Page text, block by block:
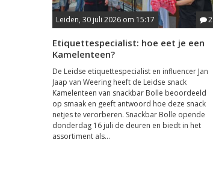
Leiden, 30 juli 2026 om 15:17 2
Etiquettespecialist: hoe eet je een
Kamelenteen?
De Leidse etiquettespecialist en influencer Jan
Jaap van Weering heeft de Leidse snack
Kamelenteen van snackbar Bolle beoordeeld
op smaak en geeft antwoord hoe deze snack
netjes te verorberen. Snackbar Bolle opende
donderdag 16 juli de deuren en biedt in het
assortiment als...